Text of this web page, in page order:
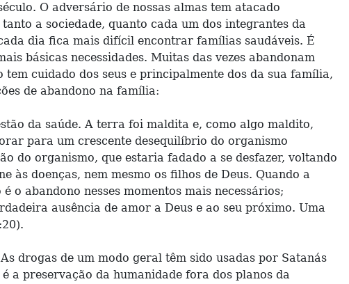
O adversário de nossas almas tem atacado
a sociedade, quanto cada um dos integrantes da
dia fica mais difícil encontrar famílias saudáveis. É
básicas necessidades. Muitas das vezes abandonam
tem cuidado dos seus e principalmente dos da sua família,
de abandono na família:
da saúde. A terra foi maldita e, como algo maldito,
para um crescente desequilíbrio do organismo
do organismo, que estaria fadado a se desfazer, voltando
doenças, nem mesmo os filhos de Deus. Quando a
o abandono nesses momentos mais necessários;
ausência de amor a Deus e ao seu próximo. Uma
drogas de um modo geral têm sido usadas por Satanás
a preservação da humanidade fora dos planos da